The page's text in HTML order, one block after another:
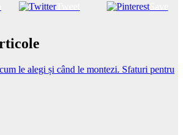
Tweet Save
le alegi și când le montezi. Sfaturi pentru